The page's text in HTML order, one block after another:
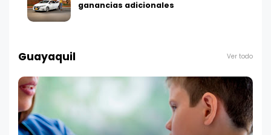
ganancias adicionales
Guayaquil Ver todo